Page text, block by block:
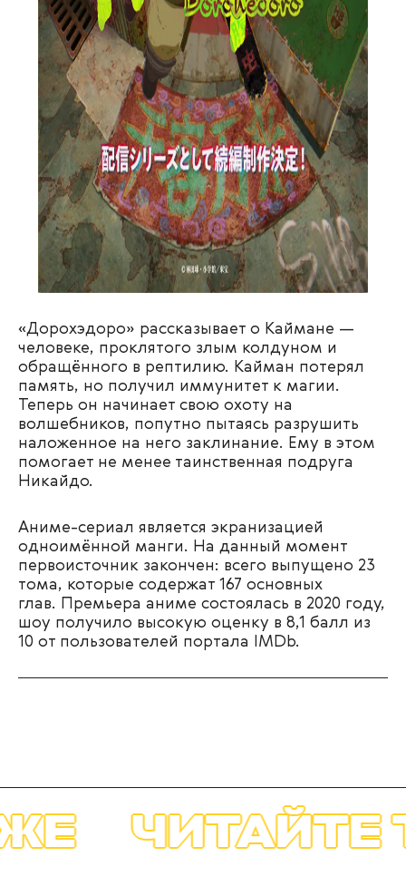
«Дорохэдоро» рассказывает о Каймане —
человеке, проклятого злым колдуном и
обращённого в рептилию. Кайман потерял
память, но получил иммунитет к магии.
Теперь он начинает свою охоту на
волшебников, попутно пытаясь разрушить
наложенное на него заклинание. Ему в этом
помогает не менее таинственная подруга
Никайдо.
Аниме-сериал является экранизацией
одноимённой манги. На данный момент
первоисточник закончен: всего выпущено 23
тома, которые содержат 167 основных
глав. Премьера аниме состоялась в 2020 году,
шоу получило высокую оценку в 8,1 балл из
10 от пользователей портала IMDb.
ЧИТАЙТЕ